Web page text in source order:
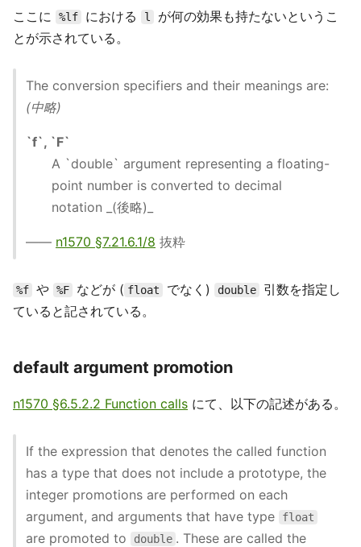
ここに %lf における l
が何の効果も持たないというこ
とが示されている。
The conversion specifiers and their meanings are:
(中略)
`f`, `F`
A `double` argument representing a floating-
point number is converted to decimal
notation _(後略)_
—— n1570 §7.21.6.1/8 抜粋
%f や %F などが ( float でなく) double
引数を指定し
ていると記されている。
default argument promotion
n1570 §6.5.2.2 Function calls にて、以下の記述がある。
If the expression that denotes the called function
has a type that does not include a prototype, the
integer promotions are performed on each
argument, and arguments that have type
float
are promoted to double . These are called the